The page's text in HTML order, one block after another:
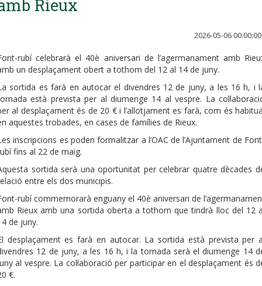
Rieux
2026-05-06 00:00:00
rubí celebrarà el 40è aniversari de l’agermanament amb
un desplaçament obert a tothom del 12 al 14 de juny.
sortida es farà en autocar el divendres 12 de juny, a les 16 h, i
està prevista per al diumenge 14 al vespre. La
al desplaçament és de 20 € i l’allotjament es farà, com és
aquestes trobades, en cases de famílies de Rieux.
inscripcions es poden formalitzar a l’OAC de l’Ajuntament de
fins al 22 de maig.
sortida serà una oportunitat per celebrar quatre dècades
entre els dos municipis.
rubí commemorarà enguany el 40è aniversari de
Rieux amb una sortida oberta a tothom que tindrà lloc del 12
de juny.
desplaçament es farà en autocar. La sortida està prevista per
12 de juny, a les 16 h, i la tornada serà el diumenge 14
al vespre. La col·laboració per participar en el desplaçament és
€.